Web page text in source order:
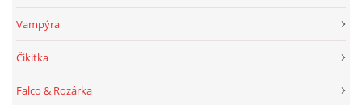
Vampýra
Čikitka
Falco & Rozárka